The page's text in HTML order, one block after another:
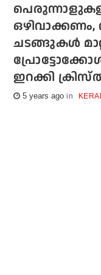
ഒഴിവാക്കണം,
ചടങ്ങുകള്‍
ഇറക്കി
5 years ago